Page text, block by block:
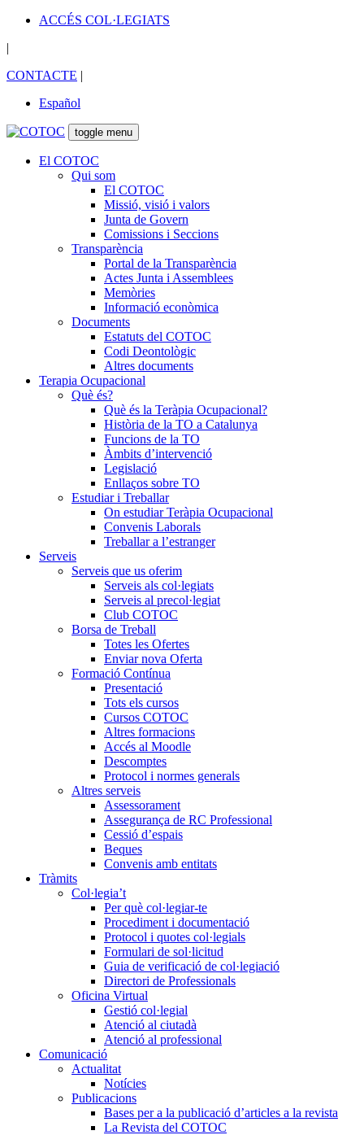
ACCÉS COL·LEGIATS
|
CONTACTE |
Español
toggle menu
El COTOC
Qui som
El COTOC
Missió, visió i valors
Junta de Govern
Comissions i Seccions
Transparència
Portal de la Transparència
Actes Junta i Assemblees
Memòries
Informació econòmica
Documents
Estatuts del COTOC
Codi Deontològic
Altres documents
Terapia Ocupacional
Què és?
Què és la Teràpia Ocupacional?
Història de la TO a Catalunya
Funcions de la TO
Àmbits d’intervenció
Legislació
Enllaços sobre TO
Estudiar i Treballar
On estudiar Teràpia Ocupacional
Convenis Laborals
Treballar a l’estranger
Serveis
Serveis que us oferim
Serveis als col·legiats
Serveis al precol·legiat
Club COTOC
Borsa de Treball
Totes les Ofertes
Enviar nova Oferta
Formació Contínua
Presentació
Tots els cursos
Cursos COTOC
Altres formacions
Accés al Moodle
Descomptes
Protocol i normes generals
Altres serveis
Assessorament
Assegurança de RC Professional
Cessió d’espais
Beques
Convenis amb entitats
Tràmits
Col·legia’t
Per què col·legiar-te
Procediment i documentació
Protocol i quotes col·legials
Formulari de sol·licitud
Guia de verificació de col·legiació
Directori de Professionals
Oficina Virtual
Gestió col·legial
Atenció al ciutadà
Atenció al professional
Comunicació
Actualitat
Notícies
Publicacions
Bases per a la publicació d’articles a la revista
La Revista del COTOC